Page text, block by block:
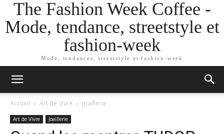
The Fashion Week Coffee -
Mode, tendance, streetstyle et
fashion-week
Mode, tendances, streetstyle et fashion-week
Accueil Art de Vivre Joaillerie
Art de Vivre Joaillerie